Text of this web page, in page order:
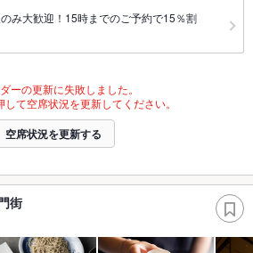
み大歓迎！15時までのご予約で15％割
ーの更新に失敗しました。
て空席状況を更新してください。
空席状況を更新する
街